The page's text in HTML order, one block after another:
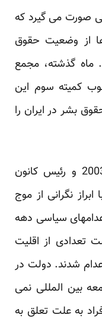
صورت می گیرد که
از وضعیت حقوق
ماه گذشته، مجمع
کمیته سوم این
بشر در ایران را
شیرین عبادی، برنده جایزه نوبل 2003 و رئیس کانون
نگرانی از موج
سیاسی دهه
از اقلیت
شدند. دولت در
بین المللی نمی
به علت تعلق به